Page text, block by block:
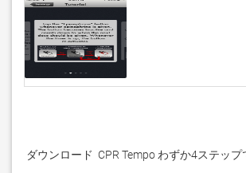
ダウンロード  CPR Tempo わずか4ステップ